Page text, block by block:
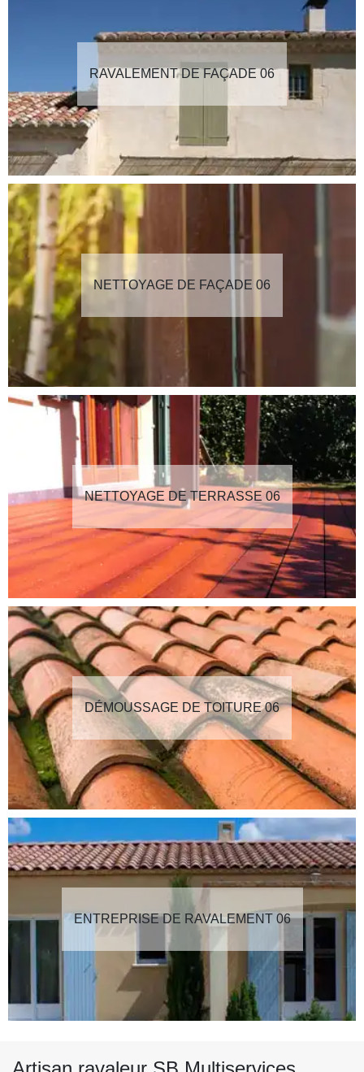
RAVALEMENT DE FAÇADE 06
NETTOYAGE DE FAÇADE 06
NETTOYAGE DE TERRASSE 06
DÉMOUSSAGE DE TOITURE 06
ENTREPRISE DE RAVALEMENT 06